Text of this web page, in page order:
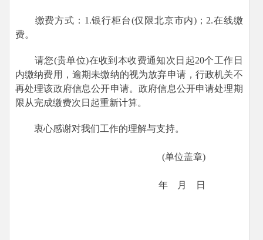
缴费方式：1.银行柜台(仅限北京市内)；2.在线缴
费。
请您(贵单位)在收到本收费通知次日起20个工作日
内缴纳费用，逾期未缴纳的视为放弃申请，行政机关不
再处理该政府信息公开申请。政府信息公开申请处理期
限从完成缴费次日起重新计算。
衷心感谢对我们工作的理解与支持。
(单位盖章)
年 月 日